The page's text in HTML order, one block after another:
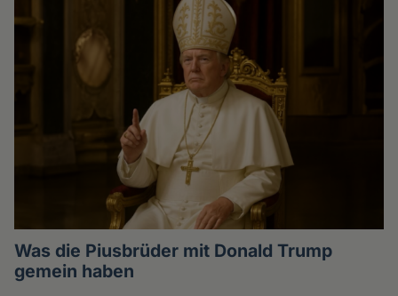
Was die Piusbrüder mit Donald Trump
gemein haben